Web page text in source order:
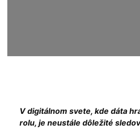
V digitálnom svete, kde dáta
rolu, je neustále dôležité